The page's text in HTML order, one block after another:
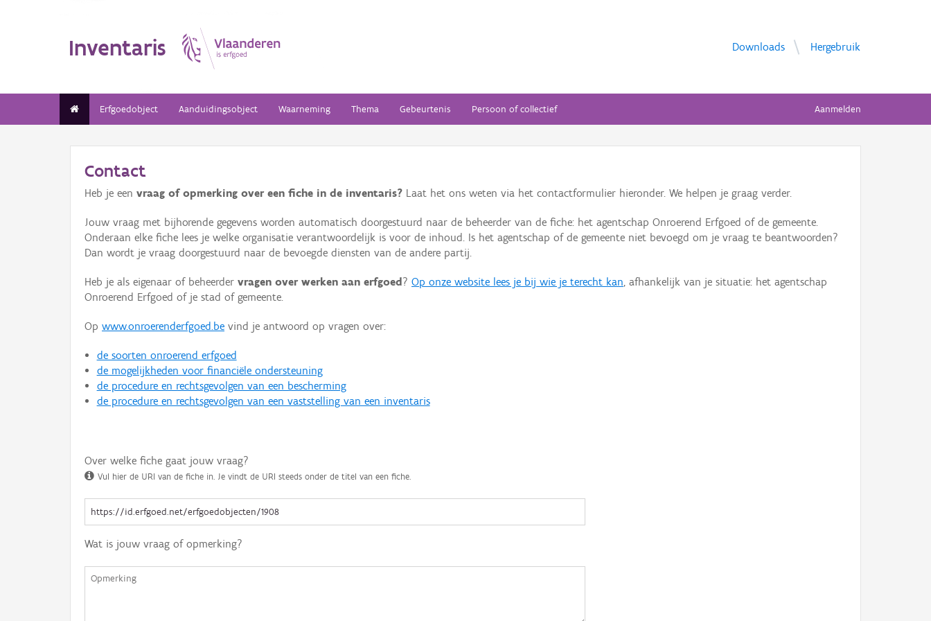
Inventaris Downloads Hergebruik
Erfgoedobject Aanduidingsobject Waarneming Thema Gebeurtenis Persoon of collectief Aanmelden
Contact
Heb je een vraag of opmerking over een fiche in de inventaris? Laat het ons weten via het contactformulier hieronder. We helpen je graag verder.
Jouw vraag met bijhorende gegevens worden automatisch doorgestuurd naar de beheerder van de fiche: het agentschap Onroerend Erfgoed of de gemeente.
Onderaan elke fiche lees je welke organisatie verantwoordelijk is voor de inhoud. Is het agentschap of de gemeente niet bevoegd om je vraag te beantwoorden?
Dan wordt je vraag doorgestuurd naar de bevoegde diensten van de andere partij.
Heb je als eigenaar of beheerder vragen over werken aan erfgoed ? Op onze website lees je bij wie je terecht kan, afhankelijk van je situatie: het agentschap
Onroerend Erfgoed of je stad of gemeente.
Op www.onroerenderfgoed.be vind je antwoord op vragen over:
de soorten onroerend erfgoed
de mogelijkheden voor financiële ondersteuning
de procedure en rechtsgevolgen van een bescherming
de procedure en rechtsgevolgen van een vaststelling van een inventaris
Over welke fiche gaat jouw vraag?
Vul hier de URI van de fiche in. Je vindt de URI steeds onder de titel van een fiche.
Wat is jouw vraag of opmerking?